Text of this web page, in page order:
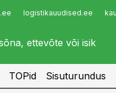
logistikauudised.ee
Infopank
TOPid Sisuturundus